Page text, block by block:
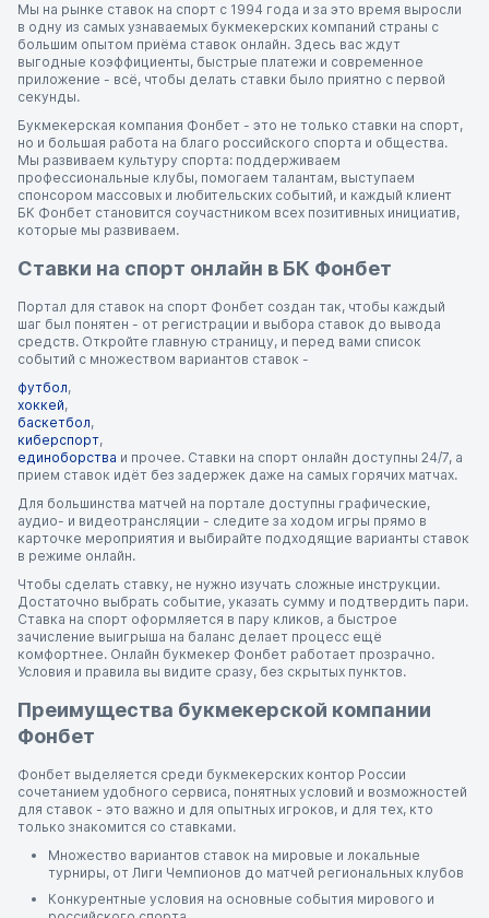
Мы на рынке ставок на спорт с 1994 года и за это время выросли
в одну из самых узнаваемых букмекерских компаний страны с
большим опытом приёма ставок онлайн. Здесь вас ждут
выгодные коэффициенты, быстрые платежи и современное
приложение - всё, чтобы делать ставки было приятно с первой
секунды.
Букмекерская компания Фонбет - это не только ставки на спорт,
но и большая работа на благо российского спорта и общества.
Мы развиваем культуру спорта: поддерживаем
профессиональные клубы, помогаем талантам, выступаем
спонсором массовых и любительских событий, и каждый клиент
БК Фонбет становится соучастником всех позитивных инициатив,
которые мы развиваем.
Ставки на спорт онлайн в БК Фонбет
Портал для ставок на спорт Фонбет создан так, чтобы каждый
шаг был понятен - от регистрации и выбора ставок до вывода
средств. Откройте главную страницу, и перед вами список
событий с множеством вариантов ставок -
футбол,
хоккей,
баскетбол,
киберспорт,
единоборства и прочее. Ставки на спорт онлайн доступны 24/7, а
прием ставок идёт без задержек даже на самых горячих матчах.
Для большинства матчей на портале доступны графические,
аудио- и видеотрансляции - следите за ходом игры прямо в
карточке мероприятия и выбирайте подходящие варианты ставок
в режиме онлайн.
Чтобы сделать ставку, не нужно изучать сложные инструкции.
Достаточно выбрать событие, указать сумму и подтвердить пари.
Ставка на спорт оформляется в пару кликов, а быстрое
зачисление выигрыша на баланс делает процесс ещё
комфортнее. Онлайн букмекер Фонбет работает прозрачно.
Условия и правила вы видите сразу, без скрытых пунктов.
Преимущества букмекерской компании
Фонбет
Фонбет выделяется среди букмекерских контор России
сочетанием удобного сервиса, понятных условий и возможностей
для ставок - это важно и для опытных игроков, и для тех, кто
только знакомится со ставками.
Множество вариантов ставок на мировые и локальные
турниры, от Лиги Чемпионов до матчей региональных клубов
Конкурентные условия на основные события мирового и